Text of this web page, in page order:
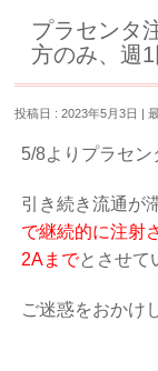
プラセンタ
方のみ、週
投稿日 : 2023年5月3日
5/8よりプラセン
引き続き流通が
で継続的に注射
2Aまでとさせて
ご迷惑をおかけ